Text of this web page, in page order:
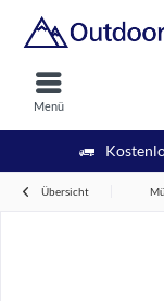
Menü
Übersicht